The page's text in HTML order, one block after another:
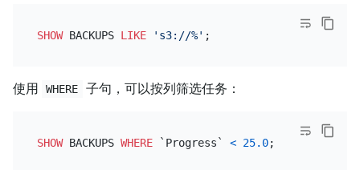
SHOW BACKUPS LIKE 's3://%'
使用 WHERE 子句，可以按列筛选任务：
SHOW BACKUPS WHERE `Progress` < 25.0